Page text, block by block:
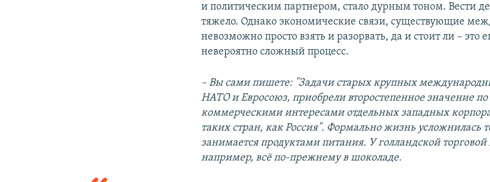
и политическим партнером, стало дурным тоном. Вести
тяжело. Однако экономические связи, существующие
невозможно просто взять и разорвать, да и стоит ли – это
невероятно сложный процесс.
– Вы сами пишете: "Задачи старых крупных
НАТО и Евросоюз, приобрели второстепенное значение
коммерческими интересами отдельных западных
таких стран, как Россия". Формально жизнь усложнилась
занимается продуктами питания. У голландской
например, всё по-прежнему в шоколаде.